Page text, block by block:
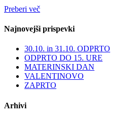
Preberi več
Najnovejši prispevki
30.10. in 31.10. ODPRTO
ODPRTO DO 15. URE
MATERINSKI DAN
VALENTINOVO
ZAPRTO
Arhivi